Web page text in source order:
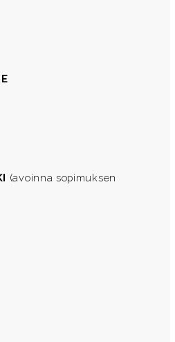
(avoinna sopimuksen